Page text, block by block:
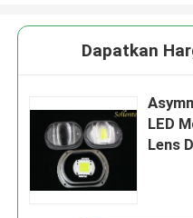
Dapatkan
LED
Lens